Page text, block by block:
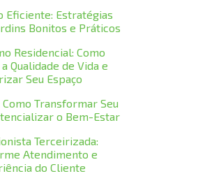
Eficiente: Estratégias
Bonitos e Práticos
Residencial: Como
Qualidade de Vida e
Seu Espaço
Como Transformar Seu
o Bem-Estar
Terceirizada:
Atendimento e
do Cliente